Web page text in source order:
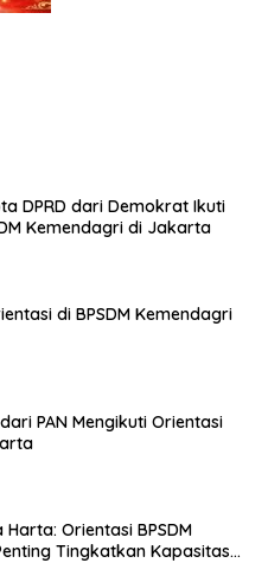
DPRD dari Demokrat Ikuti
Kemendagri di Jakarta
di BPSDM Kemendagri
PAN Mengikuti Orientasi
Orientasi BPSDM
Tingkatkan Kapasitas